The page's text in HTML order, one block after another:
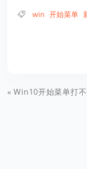
win 开始菜单
Win10开始菜单打不开怎么办？Win10开始菜单打不开